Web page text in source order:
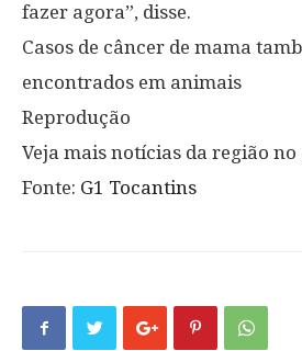
fazer agora”, disse.
Casos de câncer de mama
encontrados em animais
Reprodução
Veja mais notícias da região no
Fonte: G1 Tocantins